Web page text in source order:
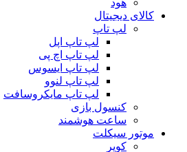
کالای دیجیتال
لپ تاپ
لپ تاپ اپل
لپ تاپ اچ پی
لپ تاپ ایسوس
لپ تاپ لنوو
لپ تاپ مایکروسافت
کنسول بازی
ساعت هوشمند
موتور سیکلت
کویر